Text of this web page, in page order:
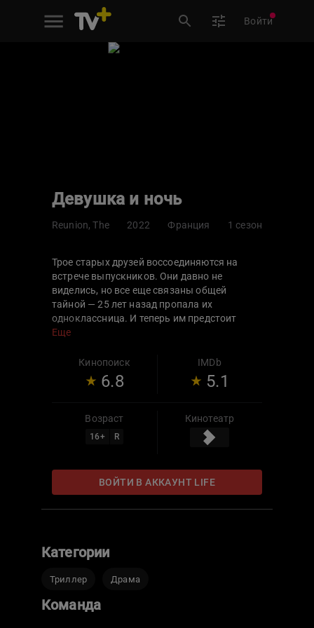
Войти
Девушка и ночь
Reunion, The 2022 Франция 1 сезон
Трое старых друзей воссоединяются на
встрече выпускников. Они давно не
виделись, но все еще связаны общей
тайной — 25 лет назад пропала их
одноклассница. И теперь им предстоит
узнать, что на самом деле произошло той
Еще
Кинопоиск
6.8
IMDb
5.1
Возраст
16+ R
Кинотеатр
ВОЙТИ В АККАУНТ LIFE
Категории
Триллер Драма
Команда